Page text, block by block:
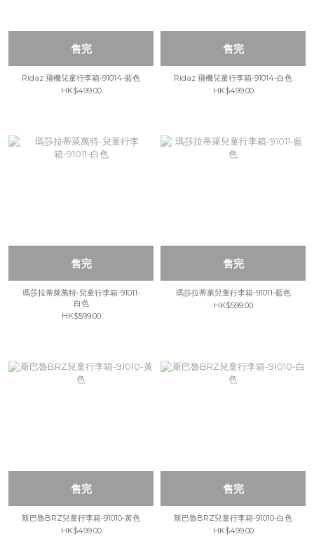
售完
Ridaz 飛機兒童行李箱-91014-藍色
HK$499.00
售完
Ridaz 飛機兒童行李箱-91014-白色
HK$499.00
售完
瑪莎拉蒂萊萬特-兒童行李箱-91011-
白色
HK$599.00
售完
瑪莎拉蒂萊兒童行李箱-91011-藍色
HK$599.00
售完
斯巴魯BRZ兒童行李箱-91010-黃色
HK$499.00
售完
斯巴魯BRZ兒童行李箱-91010-白色
HK$499.00